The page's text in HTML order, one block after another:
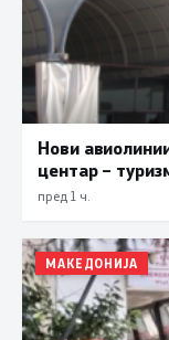
Нови
центар –
пред 1 ч.
МАКЕДОНИЈА